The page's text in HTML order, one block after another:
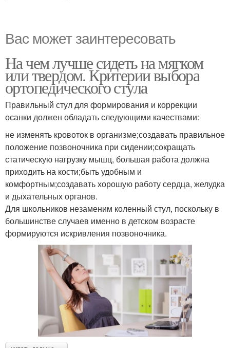
Вас может заинтересовать
На чем лучше сидеть на мягком
или твердом. Критерии выбора
ортопедического стула
Правильный стул для формирования и коррекции
осанки должен обладать следующими качествами:
не изменять кровоток в организме;создавать правильное
положение позвоночника при сидении;сокращать
статическую нагрузку мышц, большая работа должна
приходить на кости;быть удобным и
комфортным;создавать хорошую работу сердца, желудка
и дыхательных органов.
Для школьников незаменим коленный стул, поскольку в
большинстве случаев именно в детском возрасте
формируются искривления позвоночника.